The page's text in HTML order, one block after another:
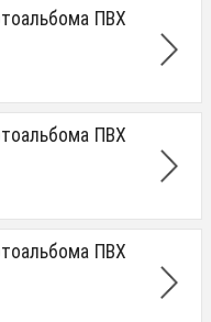
ПВХ
ПВХ
ПВХ